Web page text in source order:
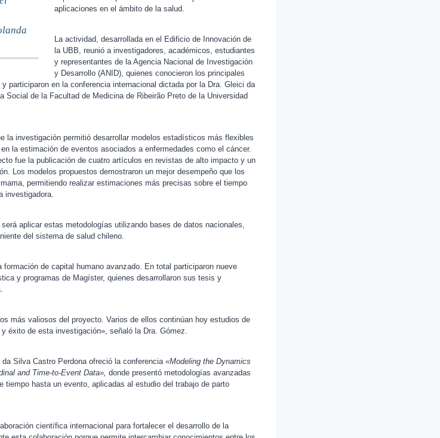
aplicaciones en el ámbito de la salud.
La actividad, desarrollada en el Edificio de Innovación de
la UBB, reunió a investigadores, académicos, estudiantes
y representantes de la Agencia Nacional de Investigación
y Desarrollo (ANID), quienes conocieron los principales
participaron en la conferencia internacional dictada por la Dra. Gleici da
Social de la Facultad de Medicina de Ribeirão Preto de la Universidad
la investigación permitió desarrollar modelos estadísticos más flexibles
la estimación de eventos asociados a enfermedades como el cáncer.
fue la publicación de cuatro artículos en revistas de alto impacto y un
Los modelos propuestos demostraron un mejor desempeño que los
permitiendo realizar estimaciones más precisas sobre el tiempo
investigadora.
aplicar estas metodologías utilizando bases de datos nacionales,
del sistema de salud chileno.
de capital humano avanzado. En total participaron nueve
y programas de Magíster, quienes desarrollaron sus tesis y
más valiosos del proyecto. Varios de ellos continúan hoy estudios de
éxito de esta investigación», señaló la Dra. Gómez.
Silva Castro Perdona ofreció la conferencia «Modeling the Dynamics
and Time-to-Event Data», donde presentó metodologías avanzadas
hasta un evento, aplicadas al estudio del trabajo de parto
científica internacional para fortalecer el desarrollo de la